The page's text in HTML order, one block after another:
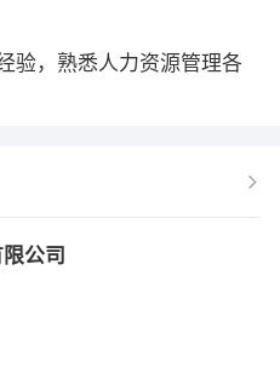
验，熟悉人力资源管理各
公司